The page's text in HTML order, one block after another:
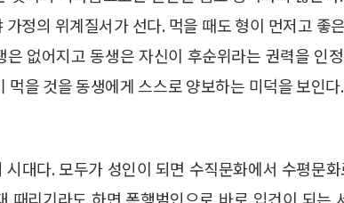
가정의 위계질서가 선다. 먹을 때도 형이 먼저고 좋
은 없어지고 동생은 자신이 후순위라는 권력을 인
먹을 것을 동생에게 스스로 양보하는 미덕을 보인
시대다. 모두가 성인이 되면 수직문화에서 수평문